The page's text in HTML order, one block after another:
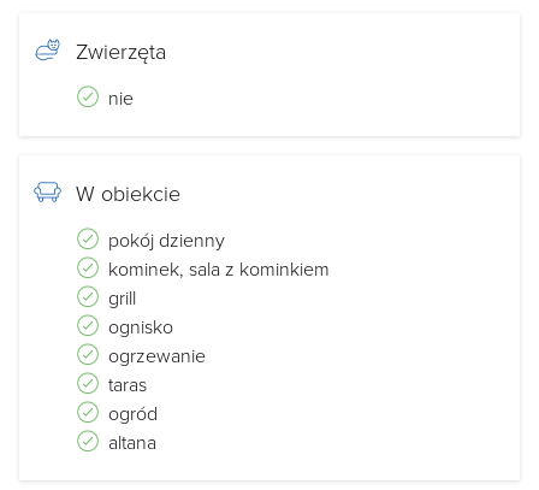
Zwierzęta
nie
W obiekcie
pokój dzienny
kominek, sala z kominkiem
grill
ognisko
ogrzewanie
taras
ogród
altana